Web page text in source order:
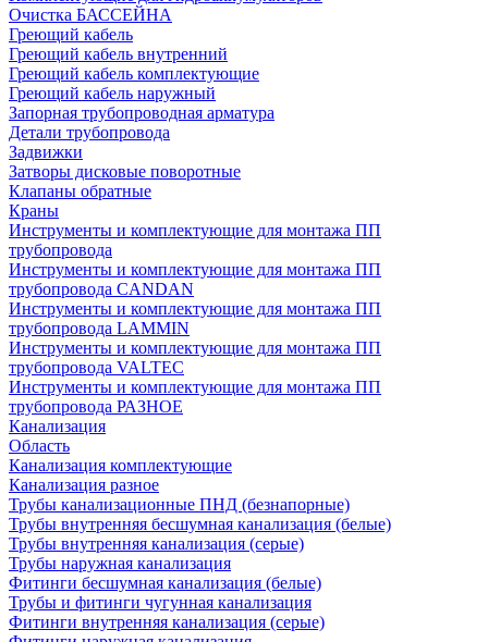
Очистка БАССЕЙНА
Греющий кабель
Греющий кабель внутренний
Греющий кабель комплектующие
Греющий кабель наружный
Запорная трубопроводная арматура
Детали трубопровода
Задвижки
Затворы дисковые поворотные
Клапаны обратные
Краны
Инструменты и комплектующие для монтажа ПП
трубопровода
Инструменты и комплектующие для монтажа ПП
трубопровода CANDAN
Инструменты и комплектующие для монтажа ПП
трубопровода LAMMIN
Инструменты и комплектующие для монтажа ПП
трубопровода VALTEC
Инструменты и комплектующие для монтажа ПП
трубопровода РАЗНОЕ
Канализация
Область
Канализация комплектующие
Канализация разное
Трубы канализационные ПНД (безнапорные)
Трубы внутренняя бесшумная канализация (белые)
Трубы внутренняя канализация (серые)
Трубы наружная канализация
Фитинги бесшумная канализация (белые)
Трубы и фитинги чугунная канализация
Фитинги внутренняя канализация (серые)